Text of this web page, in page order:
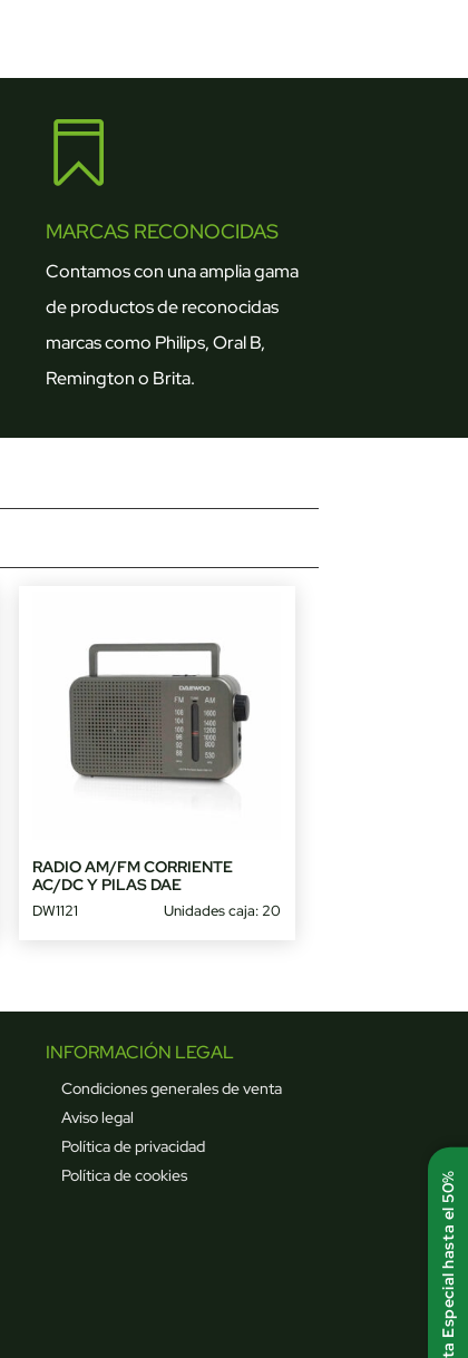

MARCAS RECONOCIDAS
Contamos con una amplia gama
de productos de reconocidas
marcas como Philips, Oral B,
Remington o Brita.
RADIO AM/FM CORRIENTE
AC/DC Y PILAS DAE
DW1121 Unidades caja: 20
INFORMACIÓN LEGAL
Condiciones generales de venta
Aviso legal
Política de privacidad
Política de cookies
Oferta Especial hasta el 50%